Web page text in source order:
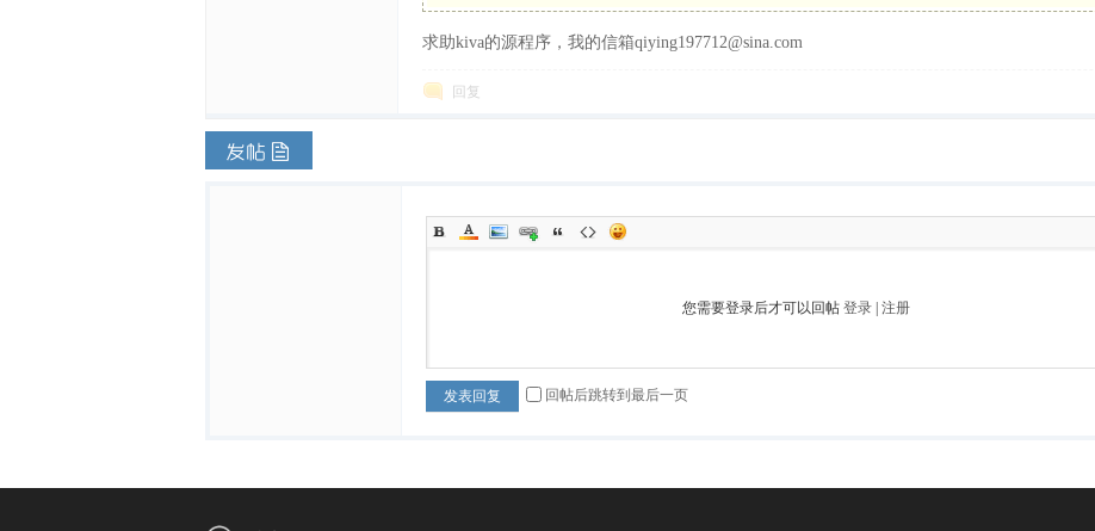
求助kiva的源程序，我的信箱qiying197712@sina.com
回复
您需要登录后才可以回帖 登录 注册
发表回复 回帖后跳转到最后一页